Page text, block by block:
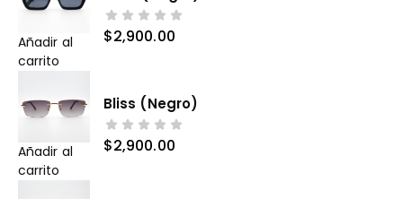
Añadir al
carrito
$2,900.00
Añadir al
carrito
Bliss (negro)
$2,900.00